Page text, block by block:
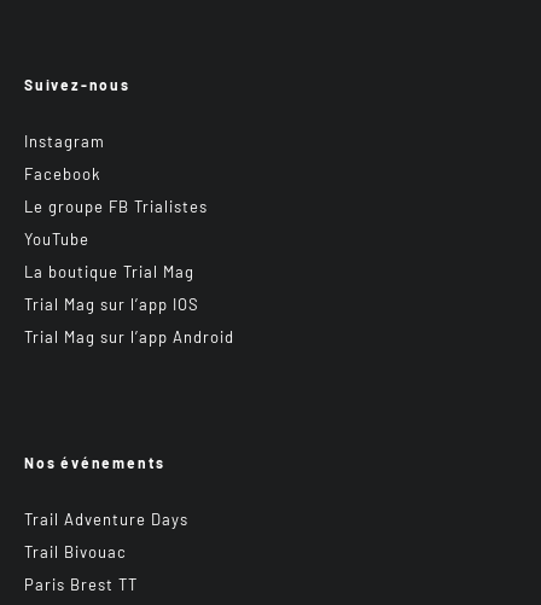
Suivez-nous
Instagram
Facebook
Le groupe FB Trialistes
YouTube
La boutique Trial Mag
Trial Mag sur l’app IOS
Trial Mag sur l’app Android
Nos événements
Trail Adventure Days
Trail Bivouac
Paris Brest TT